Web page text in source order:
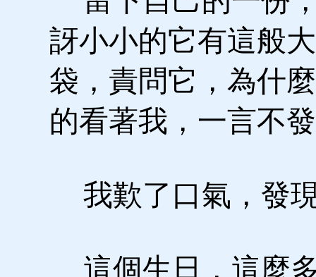
訝小小的它有這般
袋，責問它，為什
的看著我，一言不
我歎了口氣，發
這個生日，這麼